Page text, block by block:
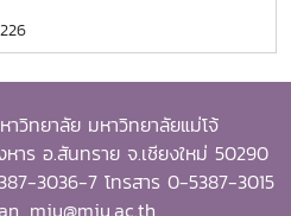
ทบอย่างเป็นรูปธรรมต่อการ
อบ 60 ปีของ SEARCA ซึ่งเป็น
Southeast Asian Ministers
ะมีบทบาทสำคัญในการพัฒนา
ศึกษาและการวิจัย ตลอดจนสร้าง
กรรม “จิตอาสาพัฒนาภูมิทัศน์
นเฉลิมพระชนมพรรษา 28
นุนโครงการ “ชาวเชียงใหม่ปลูก
มชน” แก่ผู้เข้าร่วมกิจกรรมและ
226
วิทยาลัย มหาวิทยาลัยแม่โจ้
ร อ.สันทราย จ.เชียงใหม่ 50290
3036-7 โทรสาร 0-5387-3015